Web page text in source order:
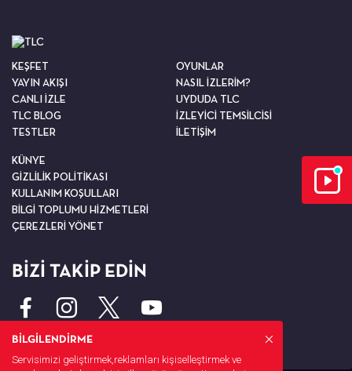
KEŞFET
YAYIN AKIŞI
CANLI İZLE
TLC BLOG
TESTLER
OYUNLAR
NASIL İZLERİM?
UYDUDA TLC
İZLEYİCİ TEMSİLCİSİ
İLETİŞİM
KÜNYE
GİZLİLİK POLİTİKASI
KULLANIM KOŞULLARI
BİLGİ TOPLUMU HİZMETLERİ
ÇEREZLERİ YÖNET
BİZİ TAKİP EDİN
BİLGİLENDİRME
Servisimizi geliştirmek,reklamları kişiselleştirmek ve